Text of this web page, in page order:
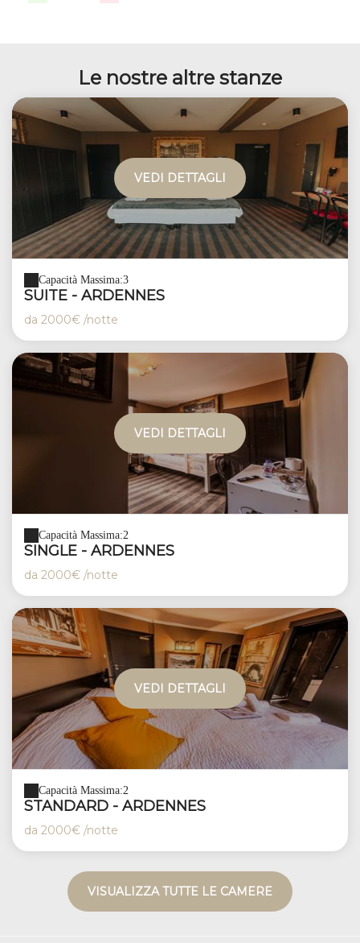
Le nostre altre stanze
VEDI DETTAGLI
Capacità Massima:3
SUITE - ARDENNES
da 2000€ /notte
VEDI DETTAGLI
Capacità Massima:2
SINGLE - ARDENNES
da 2000€ /notte
VEDI DETTAGLI
Capacità Massima:2
STANDARD - ARDENNES
da 2000€ /notte
VISUALIZZA TUTTE LE CAMERE